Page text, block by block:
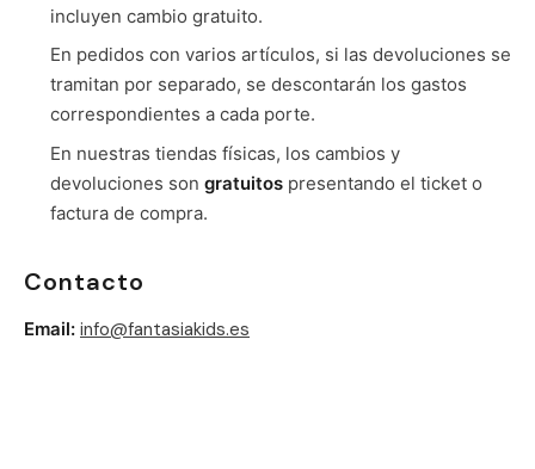
incluyen cambio gratuito.
En pedidos con varios artículos, si las devoluciones se
tramitan por separado, se descontarán los gastos
correspondientes a cada porte.
En nuestras tiendas físicas, los cambios y
devoluciones son gratuitospresentando el ticket o
factura de compra.
Contacto
Email: info@fantasiakids.es